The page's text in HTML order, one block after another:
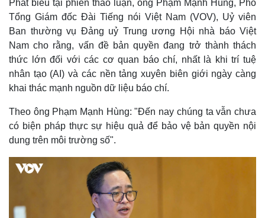
Phát biểu tại phiên thảo luận, ông Phạm Mạnh Hùng, Phó
Tổng Giám đốc Đài Tiếng nói Việt Nam (VOV), Uỷ viên
Ban thường vụ Đảng uỷ Trung ương Hội nhà báo Việt
Nam cho rằng, vấn đề bản quyền đang trở thành thách
thức lớn đối với các cơ quan báo chí, nhất là khi trí tuệ
nhân tạo (AI) và các nền tảng xuyên biên giới ngày càng
khai thác mạnh nguồn dữ liệu báo chí.
Theo ông Phạm Mạnh Hùng: "Đến nay chúng ta vẫn chưa
có biện pháp thực sự hiệu quả để bảo vệ bản quyền nội
dung trên môi trường số".